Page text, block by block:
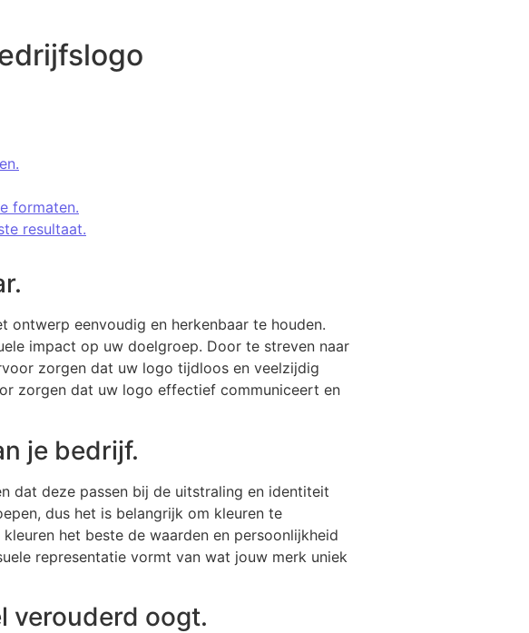
formaten.
resultaat.
eenvoudig en herkenbaar te houden.
impact op uw doelgroep. Door te streven naar
zorgen dat uw logo tijdloos en veelzijdig
zorgen dat uw logo effectief communiceert en
je bedrijf.
dat deze passen bij de uitstraling en identiteit
dus het is belangrijk om kleuren te
het beste de waarden en persoonlijkheid
representatie vormt van wat jouw merk uniek
verouderd oogt.